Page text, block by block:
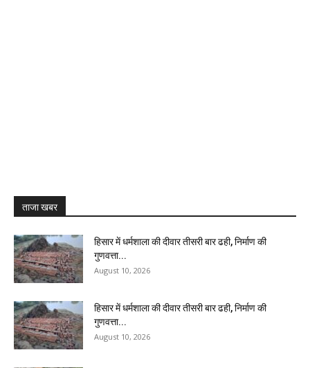
ताजा खबर
हिसार में धर्मशाला की दीवार तीसरी बार ढही, निर्माण की
गुणवत्ता...
August 10, 2026
हिसार में धर्मशाला की दीवार तीसरी बार ढही, निर्माण की
गुणवत्ता...
August 10, 2026